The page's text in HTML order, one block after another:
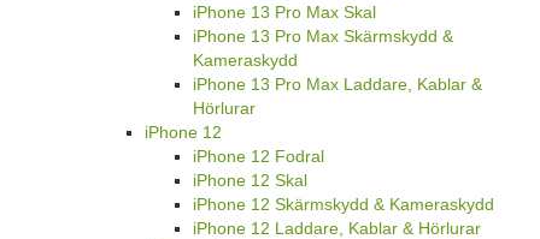
iPhone 13 Pro Max Skal
iPhone 13 Pro Max Skärmskydd &
Kameraskydd
iPhone 13 Pro Max Laddare, Kablar &
Hörlurar
iPhone 12
iPhone 12 Fodral
iPhone 12 Skal
iPhone 12 Skärmskydd & Kameraskydd
iPhone 12 Laddare, Kablar & Hörlurar